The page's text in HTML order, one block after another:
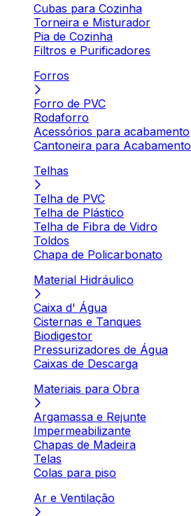
Cubas para Cozinha
Torneira e Misturador
Pia de Cozinha
Filtros e Purificadores
Forros
Forro de PVC
Rodaforro
Acessórios para acabamento
Cantoneira para Acabamento
Telhas
Telha de PVC
Telha de Plástico
Telha de Fibra de Vidro
Toldos
Chapa de Policarbonato
Material Hidráulico
Caixa d' Água
Cisternas e Tanques
Biodigestor
Pressurizadores de Água
Caixas de Descarga
Materiais para Obra
Argamassa e Rejunte
Impermeabilizante
Chapas de Madeira
Telas
Colas para piso
Ar e Ventilação